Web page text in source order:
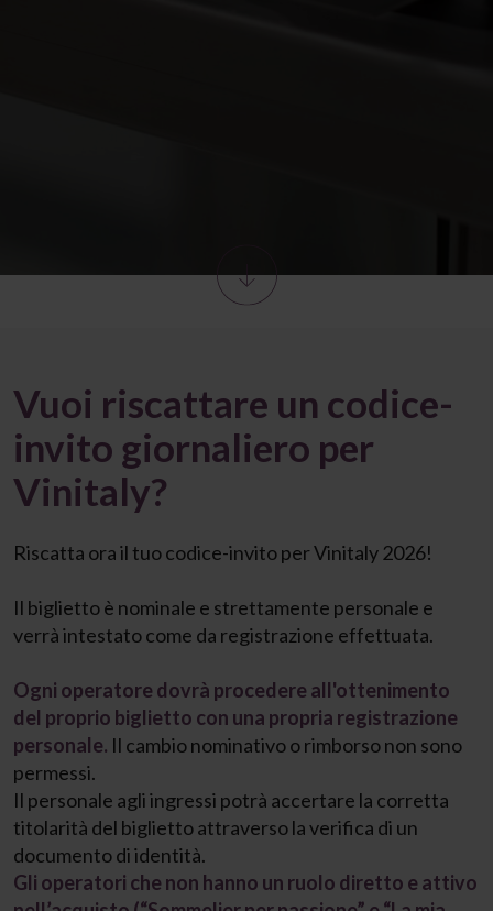
Vuoi riscattare un codice-
invito giornaliero per
Vinitaly?
Riscatta ora il tuo codice-invito per Vinitaly 2026!
Il biglietto è nominale e strettamente personale e
verrà intestato come da registrazione effettuata.
Ogni operatore dovrà procedere all'ottenimento
del proprio biglietto con una propria registrazione
personale. Il cambio nominativo o rimborso non sono
permessi.
Il personale agli ingressi potrà accertare la corretta
titolarità del biglietto attraverso la verifica di un
documento di identità.
Gli operatori che non hanno un ruolo diretto e attivo